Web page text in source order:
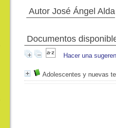
Autor José Ángel Alda
Documentos
Hacer una
Adolescentes y nuevas